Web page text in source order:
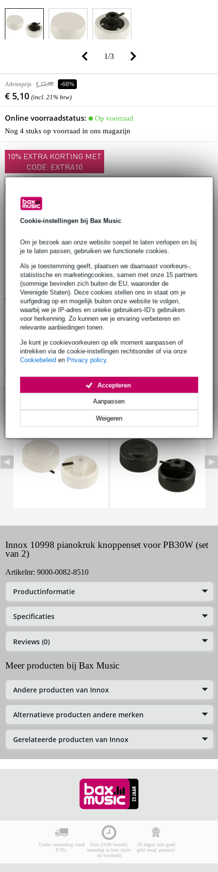
Cookie-instellingen bij Bax Music
Om je bezoek aan onze website soepel te laten verlopen en bij
je te laten passen, gebruiken we functionele cookies.
Als je toestemming geeft, plaatsen we daarnaast voorkeurs-,
statistische en marketingcookies, samen met onze 15 partners
(sommige bevinden zich buiten de EU, waaronder de
Verenigde Staten). Deze cookies stellen ons in staat om je
surfgedrag op en mogelijk buiten onze website te volgen,
waarbij we je IP-adres en unieke gebruikers-ID’s gebruiken
voor herkenning. Zo kunnen we je ervaring verbeteren en
relevante aanbiedingen tonen.
Je kunt je cookievoorkeuren op elk moment aanpassen of
intrekken via de cookie-instellingen rechtsonder of via onze
Cookiebeleid en Privacy policy.
Weigeren
Aanpassen
Accepteren
1/3
Adviesprijs € 15,90 -68%
€ 5,10 (incl. 21% btw)
Online voorraadstatus:
Op voorraad
Nog 4 stuks op voorraad in ons magazijn
10% EXTRA KORTING MET
CODE: EXTRA10
30 dagen 'niet goed geld terug' garantie
Gratis ophalen in de winkel
Productinformatie
knoppenset voor pianobank
type: PB30W
Bekijk ook eens (6)
Innox 10998 pianokruk knoppenset voor PB30W (set
van 2)
Artikelnr: 9000-0082-8510
Productinformatie
Specificaties
Reviews (0)
Meer producten bij Bax Music
Andere producten van Innox
Alternatieve producten andere merken
Gerelateerde producten van Innox
Gratis verzending vanaf
€ 99,-
Voor 23:00 besteld,
maandag in huis (mits
op voorraad)
30 dagen 'niet goed
geld terug' garantie!